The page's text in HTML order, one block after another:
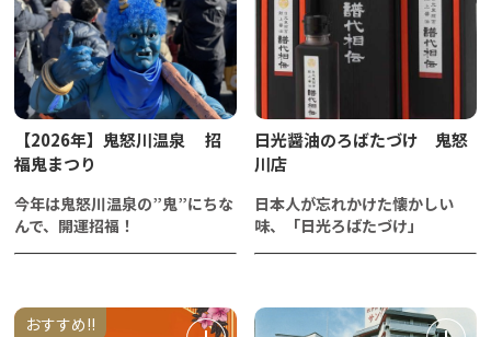
【2026年】鬼怒川温泉 招
福鬼まつり
今年は鬼怒川温泉の”鬼”にちな
んで、開運招福！
日光醤油のろばたづけ 鬼怒
川店
日本人が忘れかけた懐かしい
味、「日光ろばたづけ」
おすすめ!!